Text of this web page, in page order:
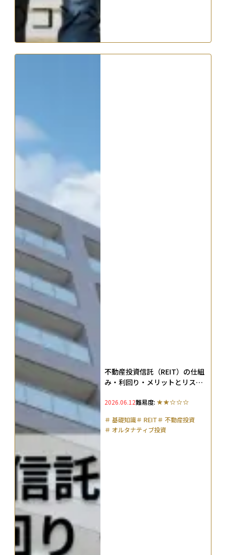
不動産投資信託（REIT）の仕組
み・利回り・メリットとリスク
2026.06.12難易度:
＃ 基礎知識＃ REIT＃ 不動産投資
＃ オルタナティブ投資